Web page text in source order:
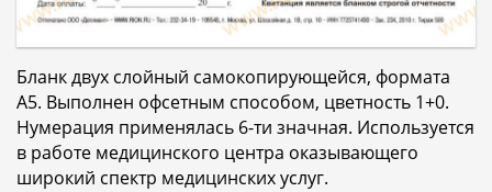
Бланк двух слойный самокопирующейся, формата
А5. Выполнен офсетным способом, цветность 1+0.
Нумерация применялась 6-ти значная. Используется
в работе медицинского центра оказывающего
широкий спектр медицинских услуг.